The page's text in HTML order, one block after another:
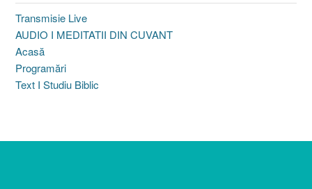
Transmisie Live
AUDIO I MEDITATII DIN CUVANT
Acasă
Programări
Text I Studiu Biblic